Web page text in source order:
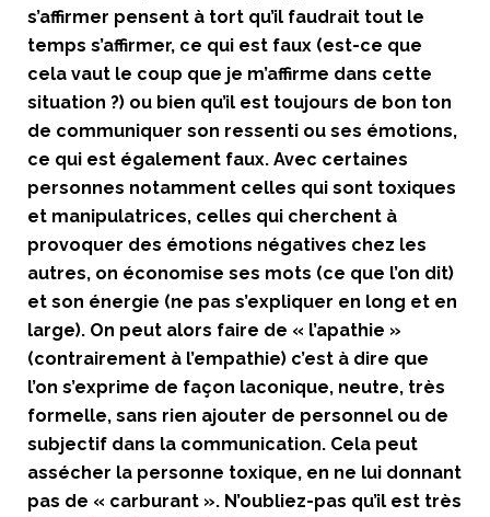
s’affirmer pensent à tort qu’il faudrait tout le
temps s’affirmer, ce qui est faux (est-ce que
cela vaut le coup que je m’affirme dans cette
situation ?) ou bien qu’il est toujours de bon ton
de communiquer son ressenti ou ses émotions,
ce qui est également faux. Avec certaines
personnes notamment celles qui sont toxiques
et manipulatrices, celles qui cherchent à
provoquer des émotions négatives chez les
autres, on économise ses mots (ce que l’on dit)
et son énergie (ne pas s’expliquer en long et en
large). On peut alors faire de « l’apathie »
(contrairement à l’empathie) c’est à dire que
l’on s’exprime de façon laconique, neutre, très
formelle, sans rien ajouter de personnel ou de
subjectif dans la communication. Cela peut
assécher la personne toxique, en ne lui donnant
pas de « carburant ». N’oubliez-pas qu’il est très